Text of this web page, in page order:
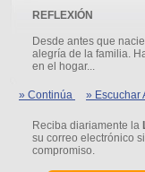
REFLEXIÓN
Desde antes que
alegría de la familia.
en el hogar...
» Continúa » Escuchar
Reciba diariamente la
su correo electrónico
compromiso.